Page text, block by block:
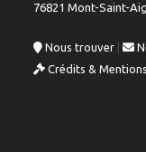
76821 Mont-Saint-
Nous trouver |
Crédits &